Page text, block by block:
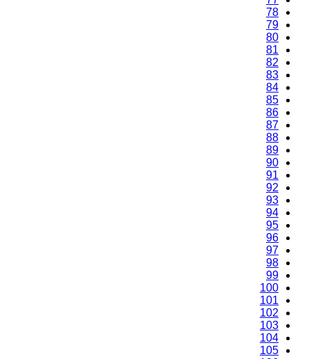
78
79
80
81
82
83
84
85
86
87
88
89
90
91
92
93
94
95
96
97
98
99
100
101
102
103
104
105